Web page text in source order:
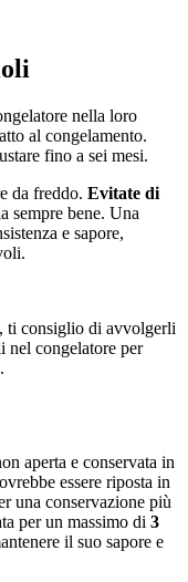
nella loro
al congelamento.
fino a sei mesi.
da freddo. Evitate di
sempre bene. Una
e sapore,
ti consiglio di avvolgerli
nel congelatore per
aperta e conservata in
essere riposta in
una conservazione più
per un massimo di 3
il suo sapore e